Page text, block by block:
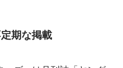
期な掲載